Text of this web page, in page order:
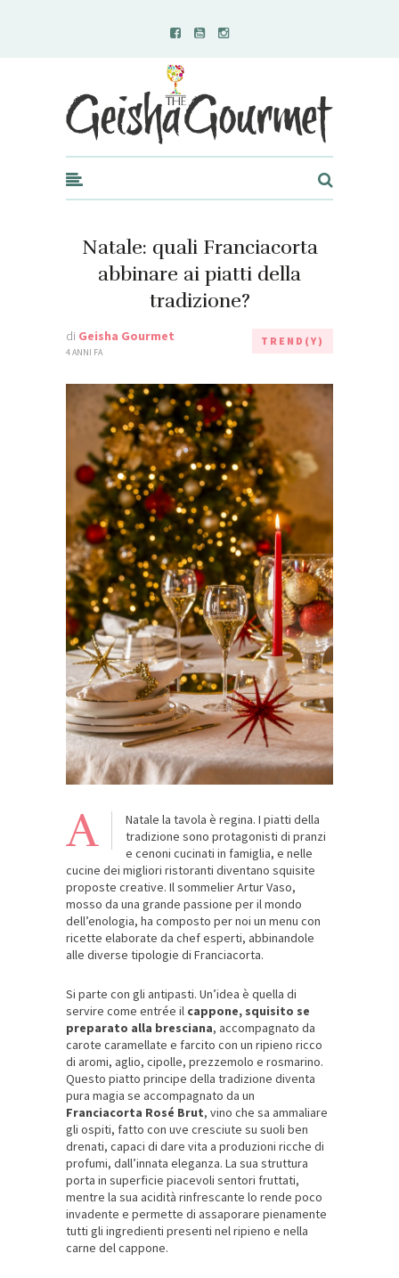
Geisha Gourmet
Natale: quali Franciacorta
abbinare ai piatti della
tradizione?
di Geisha Gourmet
4 ANNI FA
TREND(Y)
A
Natale la tavola è regina. I piatti della
tradizione sono protagonisti di pranzi
e cenoni cucinati in famiglia, e nelle
cucine dei migliori ristoranti diventano squisite
proposte creative. Il sommelier Artur Vaso,
mosso da una grande passione per il mondo
dell’enologia, ha composto per noi un menu con
ricette elaborate da chef esperti, abbinandole
alle diverse tipologie di Franciacorta.
Si parte con gli antipasti. Un’idea è quella di
servire come entrée il cappone, squisito se
preparato alla bresciana, accompagnato da
carote caramellate e farcito con un ripieno ricco
di aromi, aglio, cipolle, prezzemolo e rosmarino.
Questo piatto principe della tradizione diventa
pura magia se accompagnato da un
Franciacorta Rosé Brut, vino che sa ammaliare
gli ospiti, fatto con uve cresciute su suoli ben
drenati, capaci di dare vita a produzioni ricche di
profumi, dall’innata eleganza. La sua struttura
porta in superficie piacevoli sentori fruttati,
mentre la sua acidità rinfrescante lo rende poco
invadente e permette di assaporare pienamente
tutti gli ingredienti presenti nel ripieno e nella
carne del cappone.